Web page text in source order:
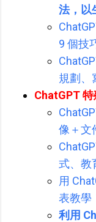
法，以
9 個技
規劃、
ChatGPT
像＋文
式、教
用
表教學
利用